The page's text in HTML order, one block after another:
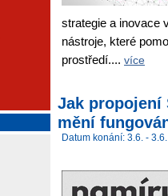
strategie a inovace
nástroje, které
prostředí.... více
Jak propojení
mění
Datum konání: 3.6. - 3.6.